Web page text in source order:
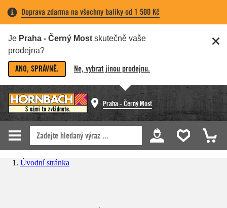
Doprava zdarma na všechny balíky od 1 500 Kč
Je Praha - Černý Most skutečně vaše
prodejna?
ANO, SPRÁVNĚ. Ne, vybrat jinou prodejnu.
Praha - Černý Most
Úvodní stránka